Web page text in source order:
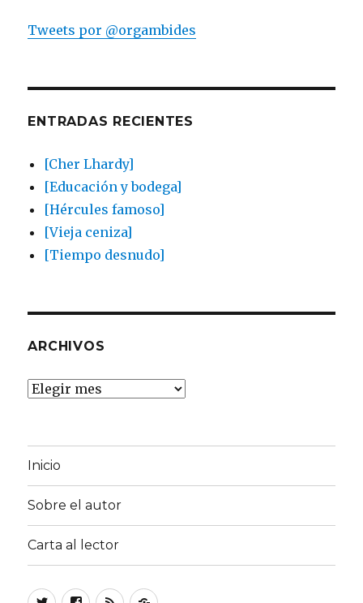
Tweets por @orgambides
ENTRADAS RECIENTES
[Cher Lhardy]
[Educación y bodega]
[Hércules famoso]
[Vieja ceniza]
[Tiempo desnudo]
ARCHIVOS
Archivos
Inicio
Sobre el autor
Carta al lector